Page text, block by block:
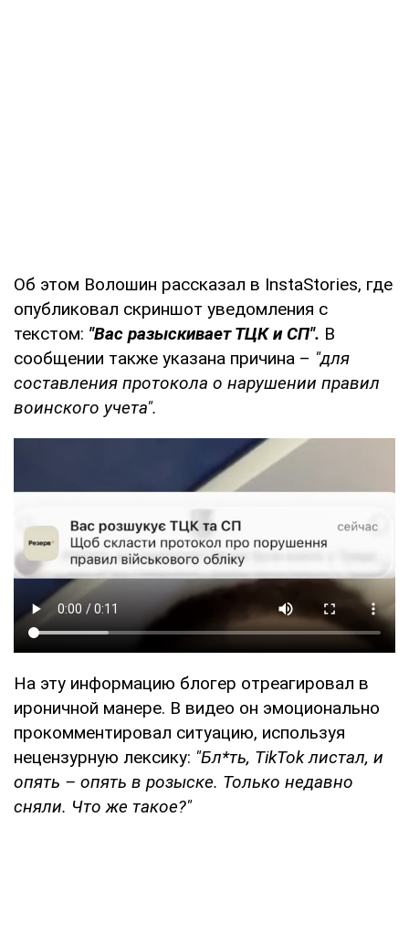
Об этом Волошин рассказал в InstaStories, где
опубликовал скриншот уведомления с
текстом: "Вас разыскивает ТЦК и СП". В
сообщении также указана причина – "для
составления протокола о нарушении правил
воинского учета".
На эту информацию блогер отреагировал в
ироничной манере. В видео он эмоционально
прокомментировал ситуацию, используя
нецензурную лексику: "Бл*ть, TikTok листал, и
опять – опять в розыске. Только недавно
сняли. Что же такое?"